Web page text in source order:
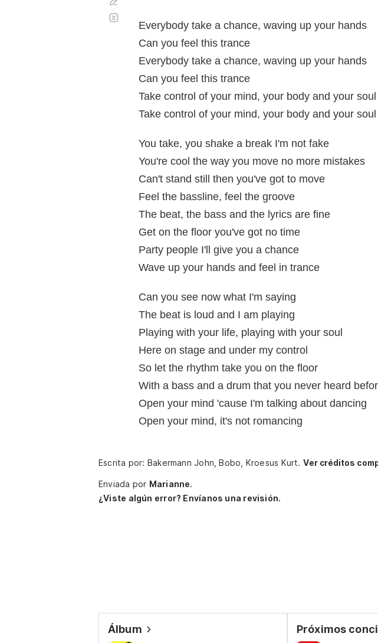
Everybody take a chance, waving up your hands
Can you feel this trance
Everybody take a chance, waving up your hands
Can you feel this trance
Take control of your mind, your body and your soul
Take control of your mind, your body and your soul
You take, you shake a break I'm not fake
You're cool the way you move no more mistakes
Can't stand still then you've got to move
Feel the bassline, feel the groove
The beat, the bass and the lyrics are fine
Get on the floor you've got no time
Party people I'll give you a chance
Wave up your hands and feel in trance
Can you see now what I'm saying
The beat is loud and I am playing
Playing with your life, playing with your soul
Here on stage and under my control
So let the rhythm take you on the floor
With a bass and a drum that you never heard
Open your mind 'cause I'm talking about dancing
Open your mind, it's not romancing
automático
Escrita por: Bakermann John, Bobo, Kroesus Kurt. Ver créditos
Enviada por Marianne.
¿Viste algún error? Envíanos una revisión.
Álbum
Próximos